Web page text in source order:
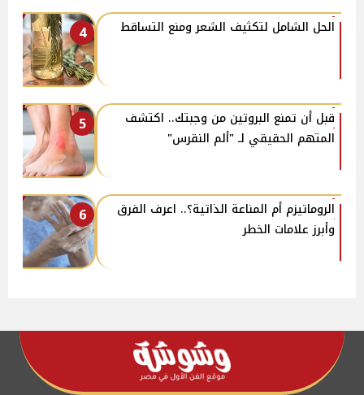
4 الحل الشامل لتكثيف الشعر ومنع التساقط
5
قبل أن تمنع البروتين من وجبتك.. اكتشف
المتهم الحقيقي لـ "ألم النقرس"
6
الروماتيزم أم المناعة الذاتية؟.. اعرف الفرق
وأبرز علامات الخطر